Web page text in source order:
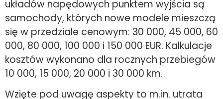
układów napędowych punktem wyjścia są
samochody, których nowe modele mieszczą
się w przedziale cenowym: 30 000, 45 000, 60
000, 80 000, 100 000 i 150 000 EUR. Kalkulacje
kosztów wykonano dla rocznych przebiegów
10 000, 15 000, 20 000 i 30 000 km.
Wzięte pod uwagę aspekty to m.in. utrata